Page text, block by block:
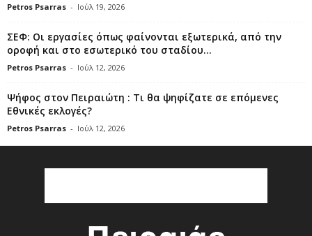
Petros Psarras - Ιούλ 19, 2026
ΣΕΦ: Οι εργασίες όπως φαίνονται εξωτερικά, από την
οροφή και στο εσωτερικό του σταδίου...
Petros Psarras - Ιούλ 12, 2026
Ψήφος στον Πειραιώτη : Τι θα ψηφίζατε σε επόμενες
Εθνικές εκλογές?
Petros Psarras - Ιούλ 12, 2026